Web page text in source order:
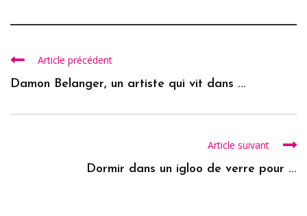
Article précédent
Damon Belanger, un artiste qui vit dans ...
Article suivant
Dormir dans un igloo de verre pour ...